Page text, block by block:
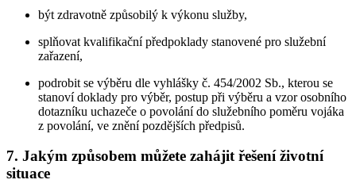
být zdravotně způsobilý k výkonu služby,
splňovat kvalifikační předpoklady stanovené pro služební
zařazení,
podrobit se výběru dle vyhlášky č. 454/2002 Sb., kterou se
stanoví doklady pro výběr, postup při výběru a vzor osobního
dotazníku uchazeče o povolání do služebního poměru vojáka
z povolání, ve znění pozdějších předpisů.
7. Jakým způsobem můžete zahájit řešení životní
situace